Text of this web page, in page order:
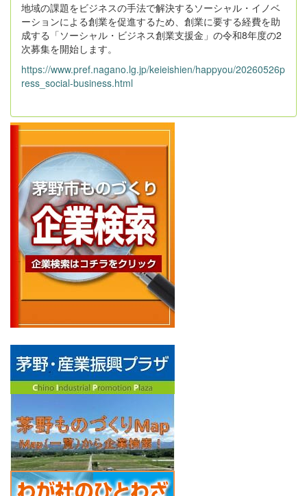
地域の課題をビジネスの手法で解決するソーシャル・イノベ
ーションによる創業を促進するため、創業に要する経費を助
成する「ソーシャル・ビジネス創業支援金」の令和8年度の2
次募集を開始します。
https://www.pref.nagano.lg.jp/keieishien/happyou/20260526p
ress_social-business.html